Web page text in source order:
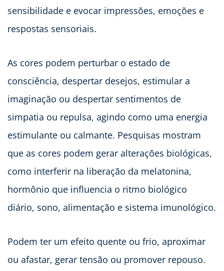
sensibilidade e evocar impressões, emoções e
respostas sensoriais.
As cores podem perturbar o estado de
consciência, despertar desejos, estimular a
imaginação ou despertar sentimentos de
simpatia ou repulsa, agindo como uma energia
estimulante ou calmante. Pesquisas mostram
que as cores podem gerar alterações biológicas,
como interferir na liberação da melatonina,
hormônio que influencia o ritmo biológico
diário, sono, alimentação e sistema imunológico.
Podem ter um efeito quente ou frio, aproximar
ou afastar, gerar tensão ou promover repouso.